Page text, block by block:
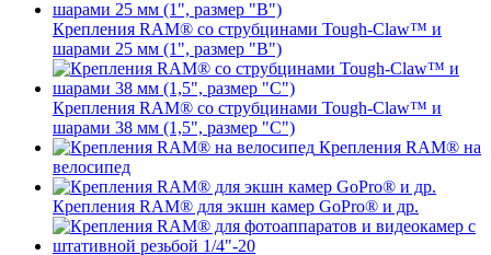
Крепления RAM® со струбцинами Tough-Claw™ и
шарами 25 мм (1", размер "B")
Крепления RAM® со струбцинами Tough-Claw™ и
шарами 38 мм (1,5", размер "C")
Крепления RAM® на
велосипед
Крепления RAM® для экшн камер GoPro® и др.